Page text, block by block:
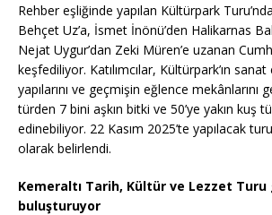
Rehber eşliğinde yapılan Kültürpark
Behçet Uz’a, İsmet İnönü’den Halikarnas
Nejat Uygur’dan Zeki Müren’e uzanan
keşfediliyor. Katılımcılar, Kültürpark’ın
yapılarını ve geçmişin eğlence mekânlarını
türden 7 bini aşkın bitki ve 50’ye yakın kuş
edinebiliyor. 22 Kasım 2025’te yapılacak
olarak belirlendi.
Kemeraltı Tarih, Kültür ve Lezzet
buluşturuyor